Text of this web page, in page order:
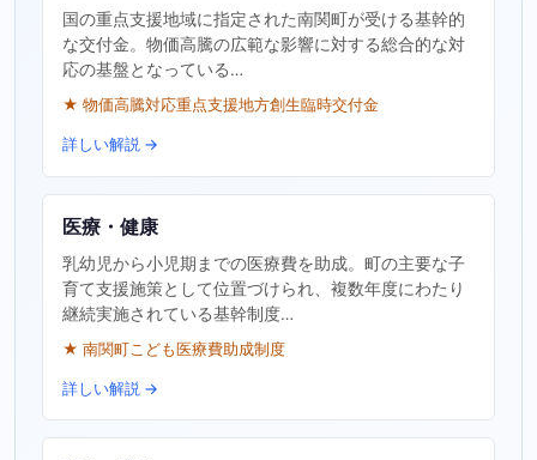
国の重点支援地域に指定された南関町が受ける基幹的
な交付金。物価高騰の広範な影響に対する総合的な対
応の基盤となっている…
★ 物価高騰対応重点支援地方創生臨時交付金
詳しい解説 →
医療・健康
乳幼児から小児期までの医療費を助成。町の主要な子
育て支援施策として位置づけられ、複数年度にわたり
継続実施されている基幹制度…
★ 南関町こども医療費助成制度
詳しい解説 →